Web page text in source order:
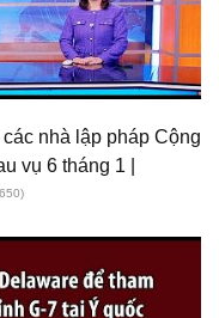
nhà lập pháp Cộng
vụ 6 tháng 1 |